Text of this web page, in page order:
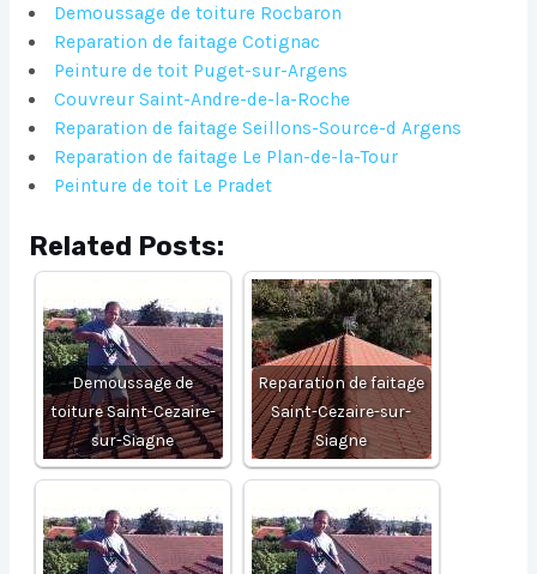
Demoussage de toiture Rocbaron
Reparation de faitage Cotignac
Peinture de toit Puget-sur-Argens
Couvreur Saint-Andre-de-la-Roche
Reparation de faitage Seillons-Source-d Argens
Reparation de faitage Le Plan-de-la-Tour
Peinture de toit Le Pradet
Related Posts:
Demoussage de
toiture Saint-Cezaire-
sur-Siagne
Reparation de faitage
Saint-Cezaire-sur-
Siagne